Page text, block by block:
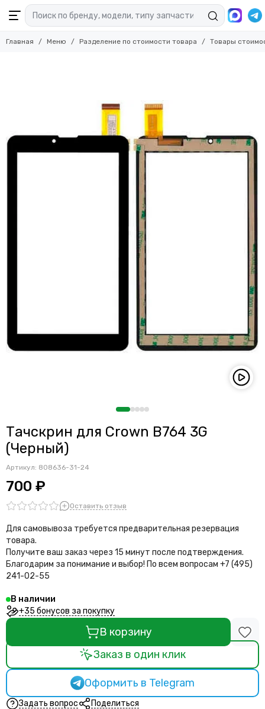
Главная Меню Разделение по стоимости товара Товары
Тачскрин для Crown B764 3G
(Черный)
Артикул: 808636-31-24
700 ₽
Оставить отзыв
Для самовывоза требуется предварительная резервация
товара.
Получите ваш заказ через 15 минут после подтверждения.
Благодарим за понимание и выбор! По всем вопросам +7 (495)
241-02-55
В наличии
+35 бонусов за покупку
В корзину
Заказ в один клик
Оформить в Telegram
Задать вопрос Поделиться